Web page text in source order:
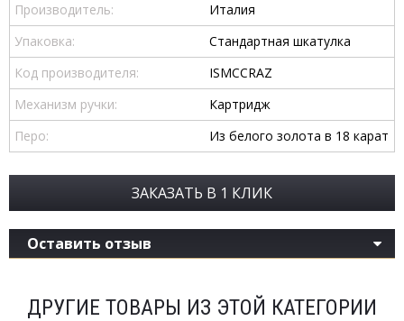
Производитель:
Италия
Упаковка:
Стандартная шкатулка
Код производителя:
ISMCCRAZ
Механизм ручки:
Картридж
Перо:
Из белого золота в 18 карат
ЗАКАЗАТЬ В 1 КЛИК
Оставить отзыв
ДРУГИЕ ТОВАРЫ ИЗ ЭТОЙ КАТЕГОРИИ